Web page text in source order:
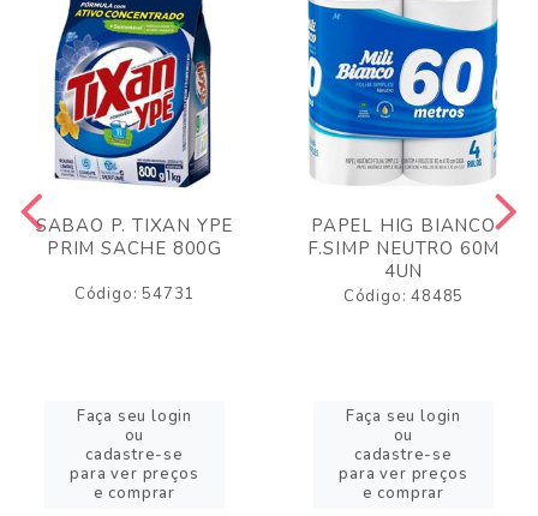
SABAO P. TIXAN YPE
PRIM SACHE 800G
Código: 54731
Faça seu login
ou
cadastre-se
para ver preços
e comprar
PAPEL HIG BIANCO
F.SIMP NEUTRO 60M
4UN
Código: 48485
Faça seu login
ou
cadastre-se
para ver preços
e comprar